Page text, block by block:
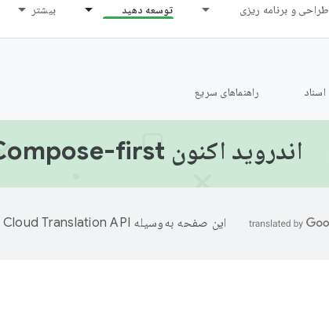
طراحی و برنامه ریزی توسعه دهید بیشتر
اسناد راهنماهای سریع
اندروید اکنون Compose-first است.
این صفحه به‌وسیله